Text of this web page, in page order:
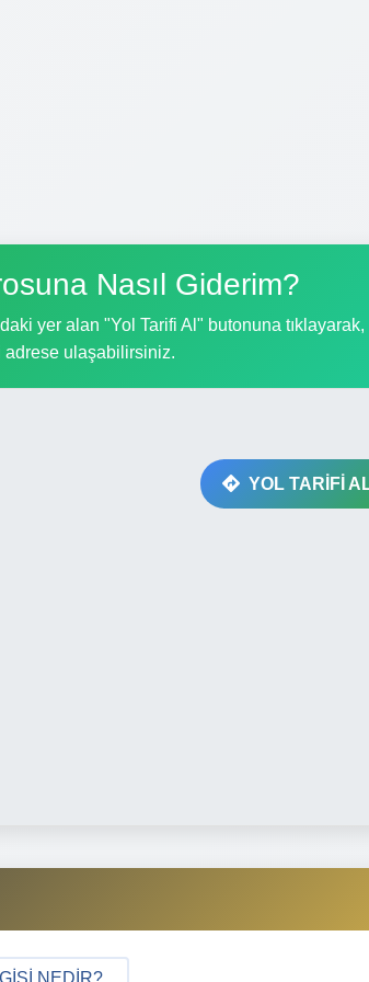
Nasıl Giderim?
yer alan "Yol Tarifi Al" butonuna tıklayarak,
adrese ulaşabilirsiniz.
YOL TARİFİ
NEDIR?